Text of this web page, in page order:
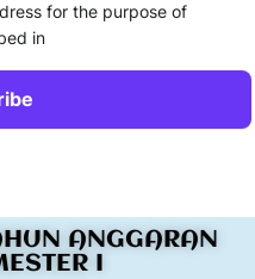
for the purpose of
in
ANGGARAN
I